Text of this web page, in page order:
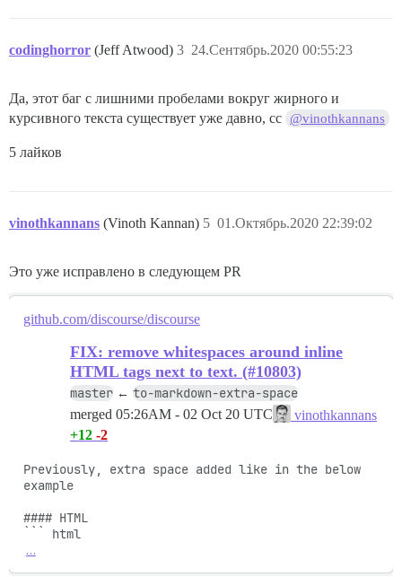
codinghorror (Jeff Atwood) 24.Сентябрь.2020 00:55:23
3
Да, этот баг с лишними пробелами вокруг жирного и
курсивного текста существует уже давно, cc @vinothkannans
5 лайков
vinothkannans (Vinoth Kannan) 01.Октябрь.2020 22:39:02
5
Это уже исправлено в следующем PR
github.com/discourse/discourse
FIX: remove whitespaces around inline
HTML tags next to text. (#10803)
master ← to-markdown-extra-space
merged 05:26AM - 02 Oct 20 UTC
vinothkannans
+12 -2
Previously, extra space added like in the below
example
#### HTML
…